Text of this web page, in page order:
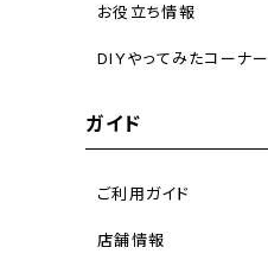
お役立ち情報
DIYやってみたコーナー
ガイド
ご利用ガイド
店舗情報